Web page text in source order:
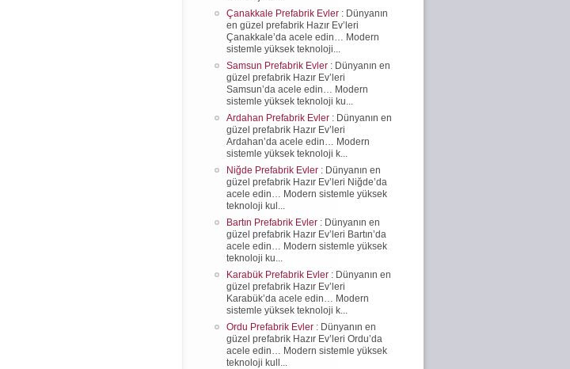
Çanakkale Prefabrik Evler : Dünyanın
en güzel prefabrik Hazır Ev’leri
Çanakkale’da acele edin… Modern
sistemle yüksek teknoloji...
Samsun Prefabrik Evler : Dünyanın en
güzel prefabrik Hazır Ev’leri
Samsun’da acele edin… Modern
sistemle yüksek teknoloji ku...
Ardahan Prefabrik Evler : Dünyanın en
güzel prefabrik Hazır Ev’leri
Ardahan’da acele edin… Modern
sistemle yüksek teknoloji k...
Niğde Prefabrik Evler : Dünyanın en
güzel prefabrik Hazır Ev’leri Niğde’da
acele edin… Modern sistemle yüksek
teknoloji kul...
Bartın Prefabrik Evler : Dünyanın en
güzel prefabrik Hazır Ev’leri Bartın’da
acele edin… Modern sistemle yüksek
teknoloji ku...
Karabük Prefabrik Evler : Dünyanın en
güzel prefabrik Hazır Ev’leri
Karabük’da acele edin… Modern
sistemle yüksek teknoloji k...
Ordu Prefabrik Evler : Dünyanın en
güzel prefabrik Hazır Ev’leri Ordu’da
acele edin… Modern sistemle yüksek
teknoloji kull...